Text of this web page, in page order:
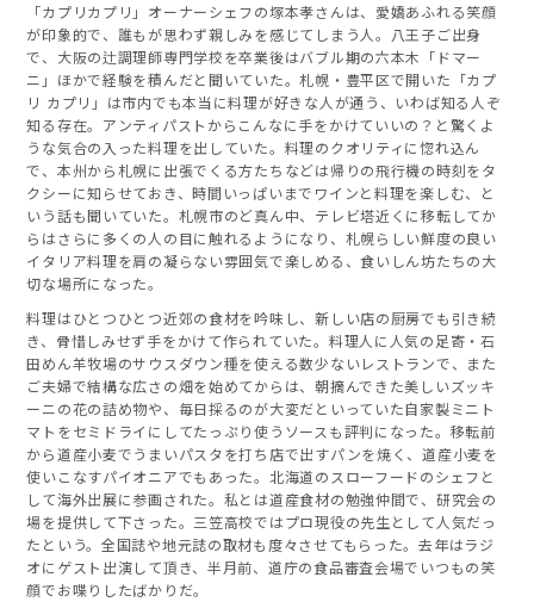
「カプリカプリ」オーナーシェフの塚本孝さんは、愛嬌あふれる笑顔
が印象的で、誰もが思わず親しみを感じてしまう人。八王子ご出身
で、大阪の辻調理師専門学校を卒業後はバブル期の六本木「ドマー
ニ」ほかで経験を積んだと聞いていた。札幌・豊平区で開いた「カプ
リ カプリ」は市内でも本当に料理が好きな人が通う、いわば知る人ぞ
知る存在。アンティパストからこんなに手をかけていいの？と驚くよ
うな気合の入った料理を出していた。料理のクオリティに惚れ込ん
で、本州から札幌に出張でくる方たちなどは帰りの飛行機の時刻をタ
クシーに知らせておき、時間いっぱいまでワインと料理を楽しむ、と
いう話も聞いていた。札幌市のど真ん中、テレビ塔近くに移転してか
らはさらに多くの人の目に触れるようになり、札幌らしい鮮度の良い
イタリア料理を肩の凝らない雰囲気で楽しめる、食いしん坊たちの大
切な場所になった。
料理はひとつひとつ近郊の食材を吟味し、新しい店の厨房でも引き続
き、骨惜しみせず手をかけて作られていた。料理人に人気の足寄・石
田めん羊牧場のサウスダウン種を使える数少ないレストランで、また
ご夫婦で結構な広さの畑を始めてからは、朝摘んできた美しいズッキ
ーニの花の詰め物や、毎日採るのが大変だといっていた自家製ミニト
マトをセミドライにしてたっぷり使うソースも評判になった。移転前
から道産小麦でうまいパスタを打ち店で出すパンを焼く、道産小麦を
使いこなすパイオニアでもあった。北海道のスローフードのシェフと
して海外出展に参画された。私とは道産食材の勉強仲間で、研究会の
場を提供して下さった。三笠高校ではプロ現役の先生として人気だっ
たという。全国誌や地元誌の取材も度々させてもらった。去年はラジ
オにゲスト出演して頂き、半月前、道庁の食品審査会場でいつもの笑
顔でお喋りしたばかりだ。